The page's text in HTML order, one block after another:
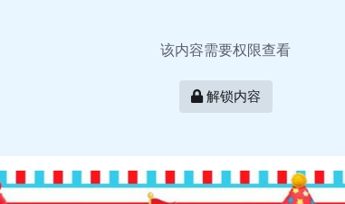
该内容需要权限查看
解锁内容